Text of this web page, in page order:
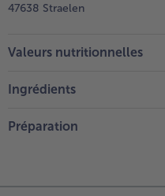
47638 Straelen
Valeurs nutritionnelles
Ingrédients
Préparation